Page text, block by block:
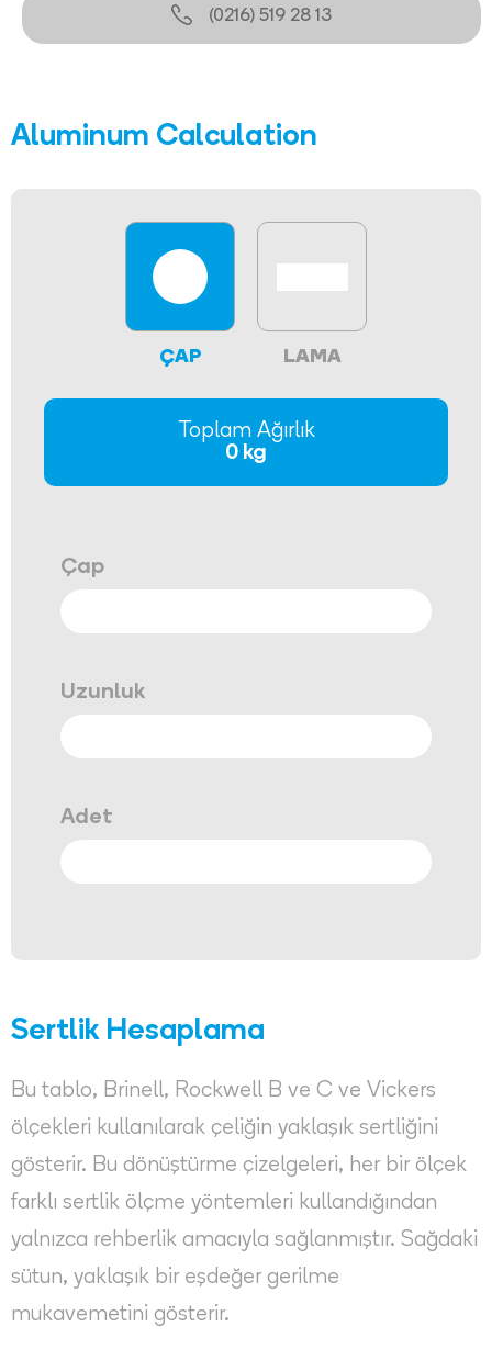
(0216) 519 28 13
Aluminum Calculation
ÇAP LAMA
Çap
Uzunluk
Adet
Toplam Ağırlık
0 kg
Sertlik Hesaplama
Bu tablo, Brinell, Rockwell B ve C ve Vickers
ölçekleri kullanılarak çeliğin yaklaşık sertliğini
gösterir. Bu dönüştürme çizelgeleri, her bir ölçek
farklı sertlik ölçme yöntemleri kullandığından
yalnızca rehberlik amacıyla sağlanmıştır. Sağdaki
sütun, yaklaşık bir eşdeğer gerilme
mukavemetini gösterir.